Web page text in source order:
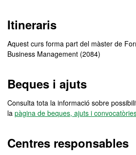
Itineraris
Aquest curs forma part del màster de
Business Management (2084)
Beques i ajuts
Consulta tota la informació sobre
la pàgina de beques, ajuts i
Centres responsables